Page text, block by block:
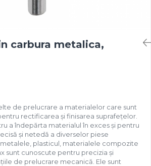
carbura metalica,
de prelucrare a materialelor care sunt
rectificarea și finisarea suprafețelor.
a îndepărta materialul în exces și pentru
și netedă a diverselor piese
plasticul, materialele compozite
sunt cunoscute pentru precizia și
de prelucrare mecanică. Ele sunt